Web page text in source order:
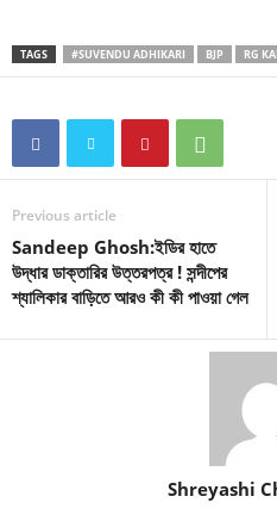
TAGS #SUVENDU ADHIKARI BJP RG
Previous article
Sandeep Ghosh:ইডির হাতে
উদ্ধার ডাক্তারির উত্তরপত্র ! সন্দীপের
শ্যালিকার বাড়িতে আরও কী কী পাওয়া গেল
Shreyashi